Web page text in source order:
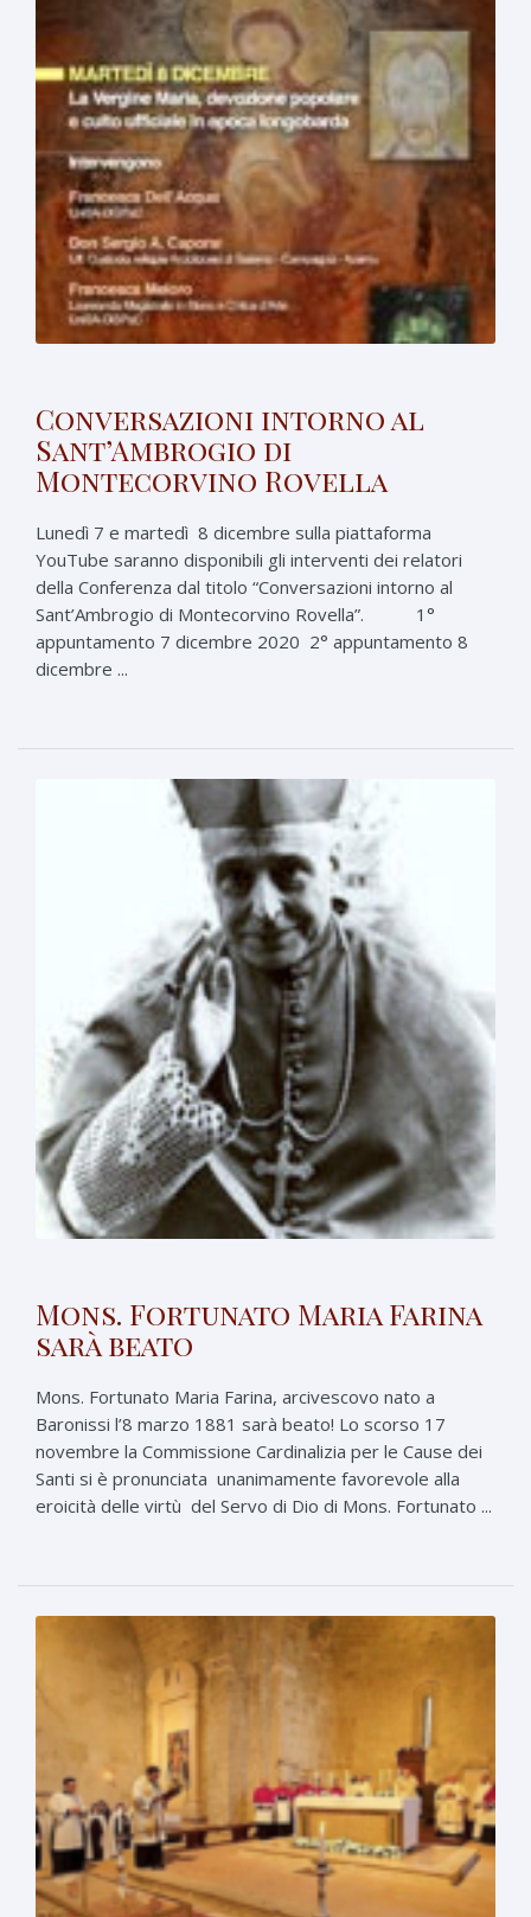
Conversazioni intorno al
Sant’Ambrogio di
Montecorvino Rovella
Lunedì 7 e martedì 8 dicembre sulla piattaforma
YouTube saranno disponibili gli interventi dei relatori
della Conferenza dal titolo “Conversazioni intorno al
Sant’Ambrogio di Montecorvino Rovella”. 1°
appuntamento 7 dicembre 2020 2° appuntamento 8
dicembre ...
Mons. Fortunato Maria Farina
sarà beato
Mons. Fortunato Maria Farina, arcivescovo nato a
Baronissi l’8 marzo 1881 sarà beato! Lo scorso 17
novembre la Commissione Cardinalizia per le Cause dei
Santi si è pronunciata unanimamente favorevole alla
eroicità delle virtù del Servo di Dio di Mons. Fortunato ...